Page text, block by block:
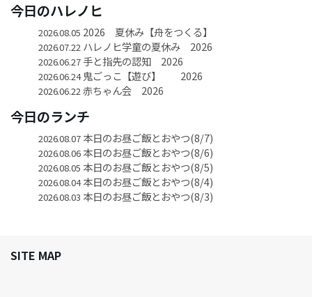
今日のハレノヒ
2026.08.05 2026 夏休み【舟をつくる】
2026.07.22 ハレノヒ学童の夏休み 2026
2026.06.27手と指先の認知 2026
2026.06.24鬼ごっこ【遊び】 2026
2026.06.22赤ちゃん会 2026
今日のランチ
2026.08.07本日のお昼ご飯とおやつ(8/7)
2026.08.06本日のお昼ご飯とおやつ(8/6)
2026.08.05 本日のお昼ご飯とおやつ(8/5)
2026.08.04本日のお昼ご飯とおやつ(8/4)
2026.08.03 本日のお昼ご飯とおやつ(8/3)
SITE MAP